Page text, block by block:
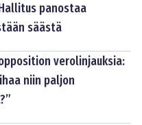
panostaa
säästä
verolinjauksia:
niin paljon